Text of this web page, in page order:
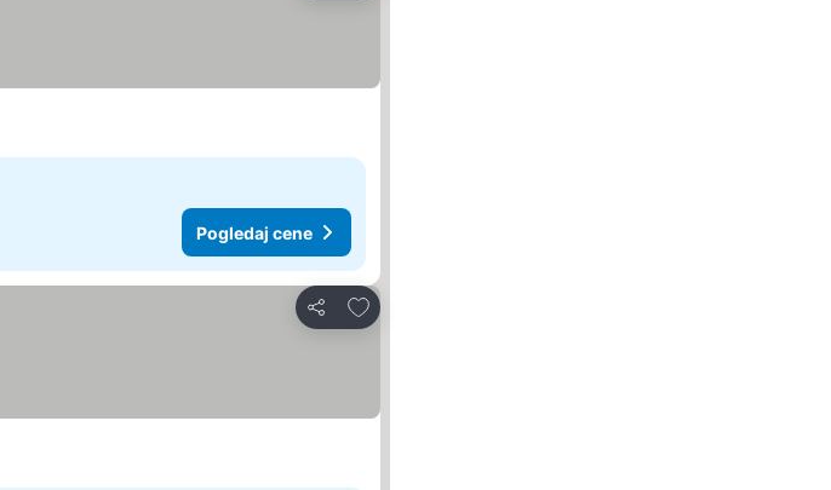
Pogledaj cene
Deli
Dodati u favorite